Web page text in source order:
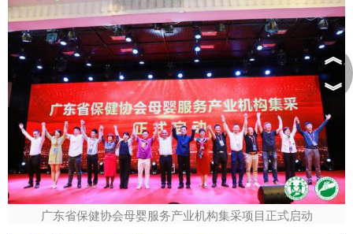
广东省保健协会母婴服务产业机构集采项目正式启动
︽
︾